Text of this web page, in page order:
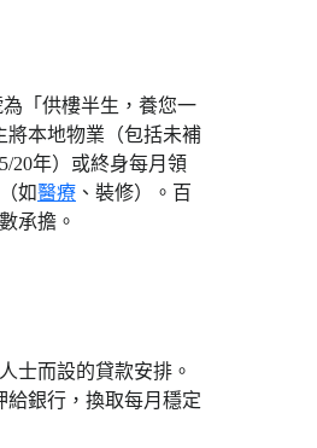
「供樓半生，養您一
將本地物業（包括未補
20年）或終身每月領
如醫療 、裝修）。百
承擔。
士而設的貸款安排。
給銀行，換取每月穩定